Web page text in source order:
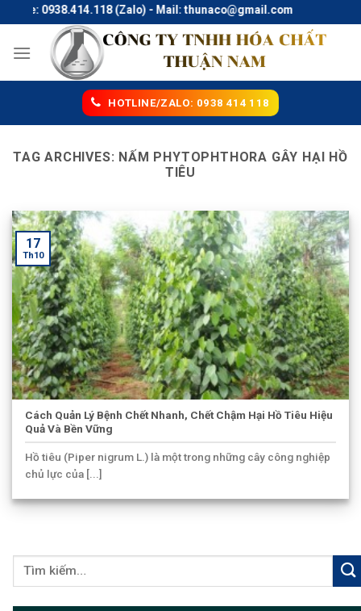
to
content
0938.414.118 (Zalo) - Mail: thunaco@gmail.com
HOTLINE/ZALO: 0938 414 118
TAG ARCHIVES: NẤM PHYTOPHTHORA GÂY HẠI HỒ
TIÊU
Cách Quản Lý Bệnh Chết Nhanh, Chết Chậm Hại Hồ Tiêu Hiệu
Quả Và Bền Vững
Hồ tiêu (Piper nigrum L.) là một trong những cây công nghiệp
chủ lực của [...]
17
Th10